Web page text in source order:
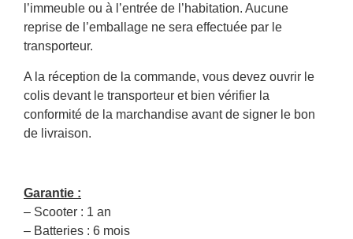
l’immeuble ou à l’entrée de l’habitation. Aucune
reprise de l’emballage ne sera effectuée par le
transporteur.
A la réception de la commande, vous devez ouvrir le
colis devant le transporteur et bien vérifier la
conformité de la marchandise avant de signer le bon
de livraison.
Garantie :
– Scooter : 1 an
– Batteries : 6 mois